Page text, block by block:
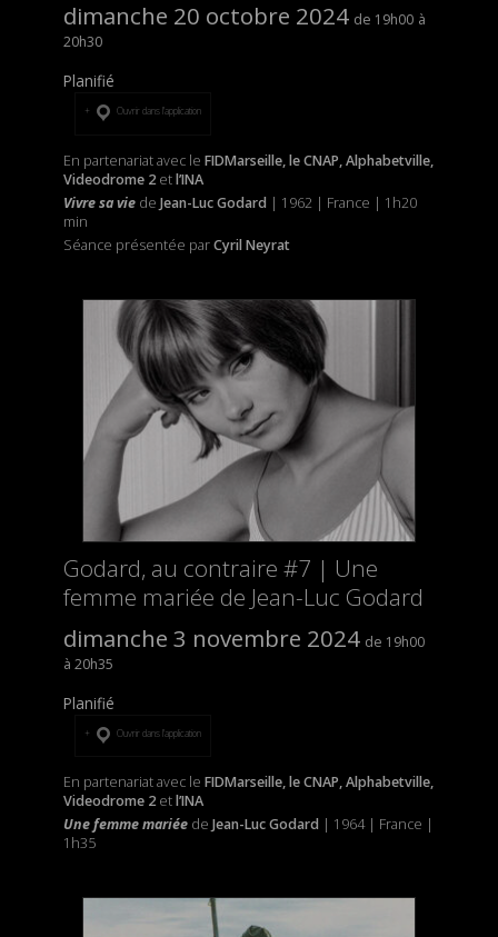
dimanche 20 octobre 2024
19h00
20h30
Planifié
Ouvrir dans l’application
En partenariat avec le FIDMarseille, le CNAP, Alphabetville,
Videodrome 2 etl’INA
Vivre sa viede Jean-Luc Godard | 1962 | France | 1h20
min
Séance présentée parCyril Neyrat
Godard, au contraire #7 | Une
femme mariée de Jean-Luc Godard
dimanche 3 novembre 2024
19h00
20h35
Planifié
Ouvrir dans l’application
En partenariat avec le FIDMarseille, le CNAP, Alphabetville,
Videodrome 2 etl’INA
Une femme mariée de Jean-Luc Godard | 1964 | France |
1h35